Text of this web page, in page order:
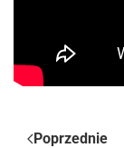
Poprzednie